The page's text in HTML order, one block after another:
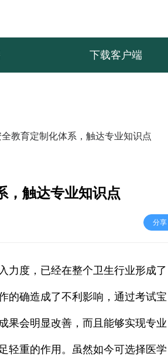
下载客户端
教育定制化体系，触达专业知识点
，触达专业知识点
分享
力度，已经在整个卫生行业形成了
的确造成了不利影响，通过考试宝
果会明显改善，而且能够实现专业
轻重的作用。虽然如今可选择医学